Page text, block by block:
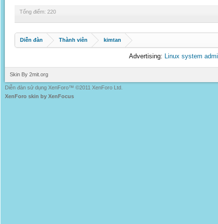
Tổng điểm: 220
Diễn đàn Thành viên kimtan
Advertising: Linux system
Skin By 2mit.org
Diễn đàn sử dụng XenForo™ ©2011 XenForo Ltd.
XenForo skin by XenFocus